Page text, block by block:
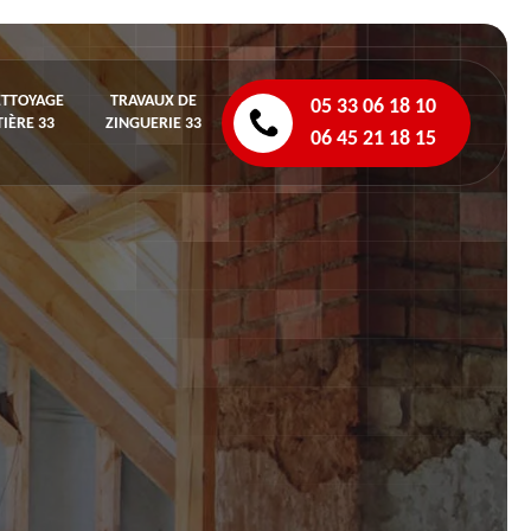
33
TRAVAUX DE
ZINGUERIE 33
05 33 06 18 10
06 45 21 18 15